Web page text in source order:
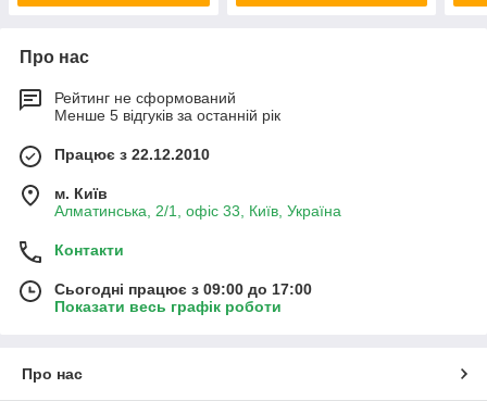
Про нас
Рейтинг не сформований
Менше 5 відгуків за останній рік
Працює з 22.12.2010
м. Київ
Алматинська, 2/1, офіс 33, Київ, Україна
Контакти
Сьогодні працює з 09:00 до 17:00
Показати весь графік роботи
Про нас